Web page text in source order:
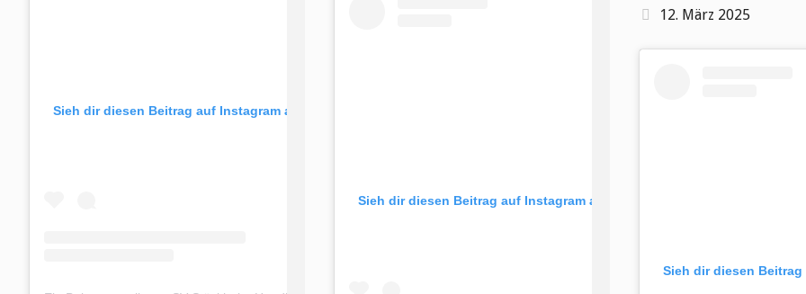
Sieh dir diesen Beitrag auf Instagram an
Sieh dir diesen Beitrag auf Instagram an
12. März 2025
Sieh dir diesen